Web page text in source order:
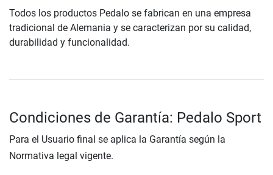
Todos los productos Pedalo se fabrican en una empresa
tradicional de Alemania y se caracterizan por su calidad,
durabilidad y funcionalidad.
Condiciones de Garantía: Pedalo Sport
Para el Usuario final se aplica la Garantía según la
Normativa legal vigente.